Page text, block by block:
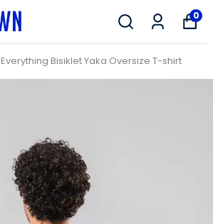
0
Everything Bisiklet Yaka Oversize T-shirt